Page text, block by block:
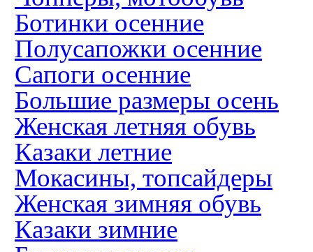
Ботинки осенние
Полусапожки осенние
Сапоги осенние
Большие размеры осень
Женская летняя обувь
Казаки летние
Мокасины, топсайдеры
Женская зимняя обувь
Казаки зимние